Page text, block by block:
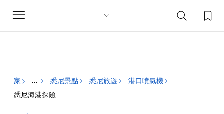
Toggle
navigation
家 ... 悉尼景點 悉尼旅遊
港口噴氣機
悉尼海港探險